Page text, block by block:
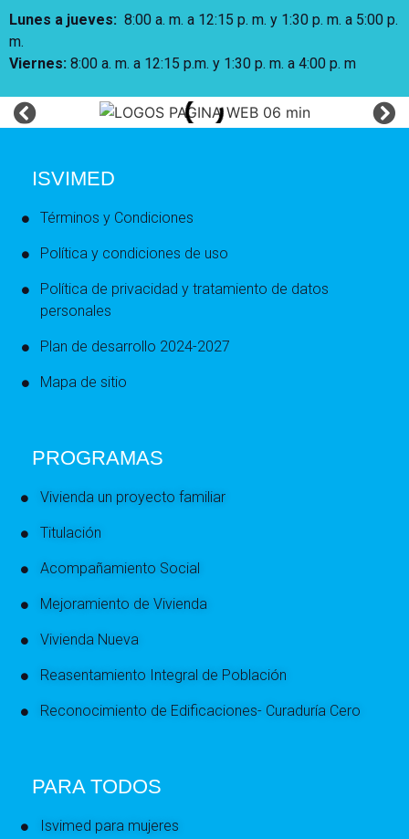
Lunes a jueves: 8:00 a. m. a 12:15 p. m. y 1:30 p. m. a 5:00 p.
m.
Viernes: 8:00 a. m. a 12:15 p.m. y 1:30 p. m. a 4:00 p. m
ISVIMED
Términos y Condiciones
Política y condiciones de uso
Política de privacidad y tratamiento de datos
personales
Plan de desarrollo 2024-2027
Mapa de sitio
PROGRAMAS
Vivienda un proyecto familiar
Titulación
Acompañamiento Social
Mejoramiento de Vivienda
Vivienda Nueva
Reasentamiento Integral de Población
Reconocimiento de Edificaciones- Curaduría Cero
PARA TODOS
Isvimed para mujeres